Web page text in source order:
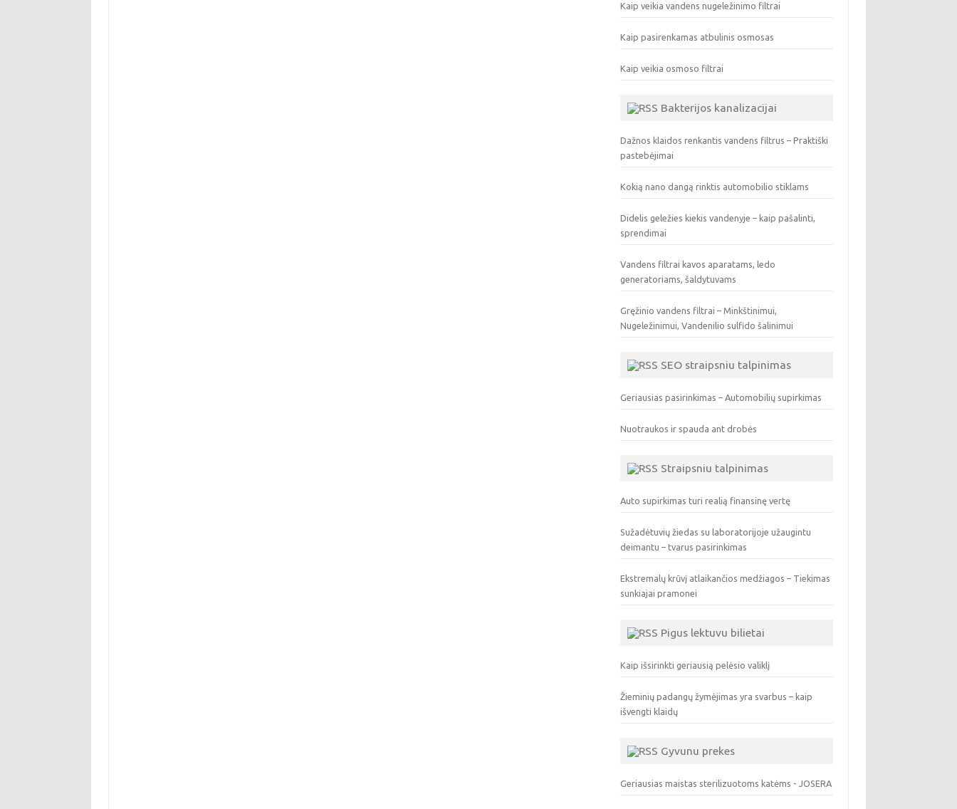
Kaip veikia vandens nugeležinimo filtrai
Kaip pasirenkamas atbulinis osmosas
Kaip veikia osmoso filtrai
Bakterijos kanalizacijai
Dažnos klaidos renkantis vandens filtrus – Praktiški
pastebėjimai
Kokią nano dangą rinktis automobilio stiklams
Didelis geležies kiekis vandenyje – kaip pašalinti,
sprendimai
Vandens filtrai kavos aparatams, ledo
generatoriams, šaldytuvams
Gręžinio vandens filtrai – Minkštinimui,
Nugeležinimui, Vandenilio sulfido šalinimui
SEO straipsniu talpinimas
Geriausias pasirinkimas – Automobilių supirkimas
Nuotraukos ir spauda ant drobės
Straipsniu talpinimas
Auto supirkimas turi realią finansinę vertę
Sužadėtuvių žiedas su laboratorijoje užaugintu
deimantu – tvarus pasirinkimas
Ekstremalų krūvį atlaikančios medžiagos – Tiekimas
sunkiajai pramonei
Pigus lektuvu bilietai
Kaip išsirinkti geriausią pelėsio valiklį
Žieminių padangų žymėjimas yra svarbus – kaip
išvengti klaidų
Gyvunu prekes
Geriausias maistas sterilizuotoms katėms - JOSERA